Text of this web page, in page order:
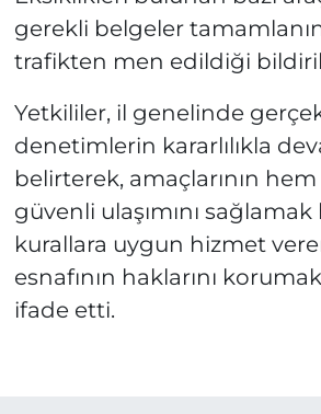
gerekli belgeler
trafikten men edildiği
Yetkililer, il genelinde
denetimlerin kararlılıkla
belirterek, amaçlarının
güvenli ulaşımını
kurallara uygun hizmet
esnafının haklarını
ifade etti.